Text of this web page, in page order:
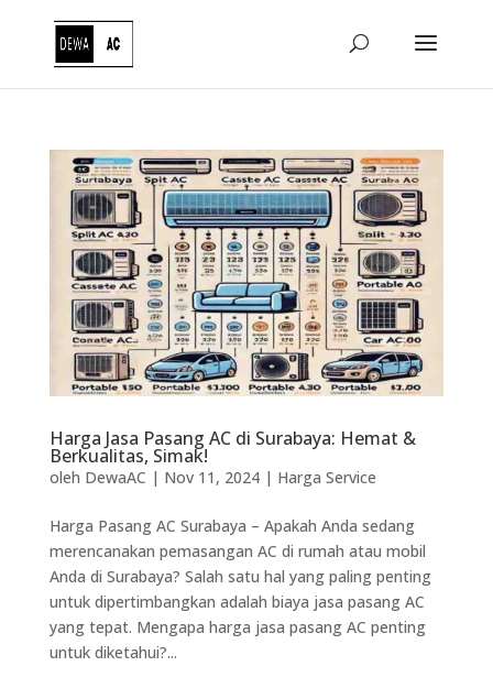
Harga Jasa Pasang AC di Surabaya: Hemat &
Berkualitas, Simak!
oleh DewaAC | Nov 11, 2024| Harga Service
Harga Pasang AC Surabaya – Apakah Anda sedang
merencanakan pemasangan AC di rumah atau mobil
Anda di Surabaya? Salah satu hal yang paling penting
untuk dipertimbangkan adalah biaya jasa pasang AC
yang tepat. Mengapa harga jasa pasang AC penting
untuk diketahui?...